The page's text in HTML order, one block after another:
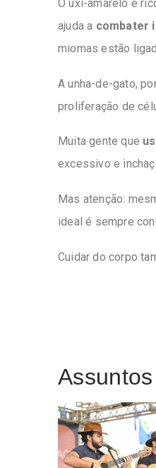
O uxi-amarelo é
ajuda a combater
miomas estão
A unha-de-gato,
proliferação de
Muita gente que
excessivo e
Mas atenção:
ideal é sempre
Cuidar do corpo